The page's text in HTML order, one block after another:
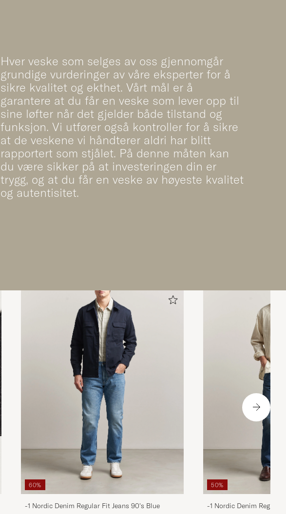
Hver veske som selges av oss gjennomgår
grundige vurderinger av våre eksperter for å
sikre kvalitet og ekthet. Vårt mål er å
garantere at du får en veske som lever opp til
sine løfter når det gjelder både tilstand og
funksjon. Vi utfører også kontroller for å sikre
at de veskene vi håndterer aldri har blitt
rapportert som stjålet. På denne måten kan
du være sikker på at investeringen din er
trygg, og at du får en veske av høyeste kvalitet
og autentisitet.
60%
-1 Nordic Denim Regular Fit Jeans 90's Blue
50%
-1 Nordic Denim Regular